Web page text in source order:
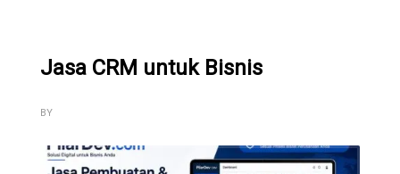
Jasa CRM untuk Bisnis
BY